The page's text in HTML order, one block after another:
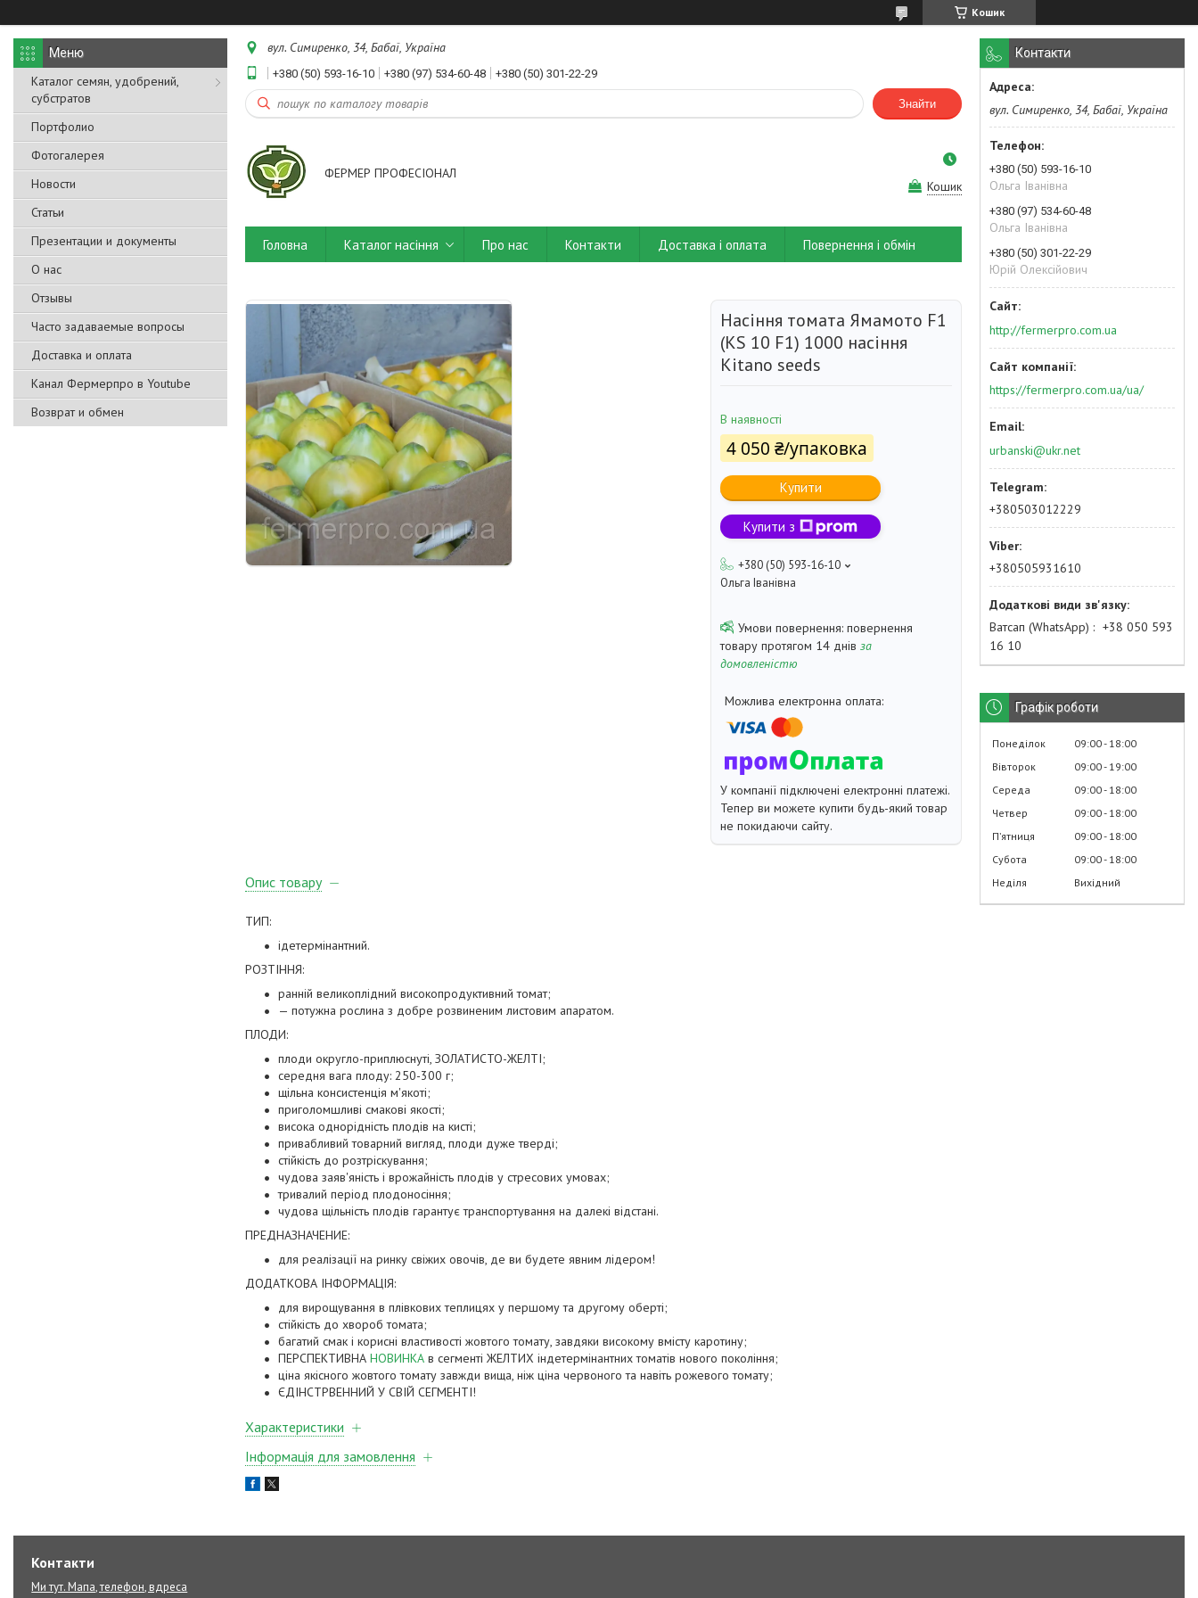
Кошик
Каталог семян, удобрений,
субстратов
Портфолио
Фотогалерея
Новости
Статьи
Презентации и документы
О нас
Отзывы
Часто задаваемые вопросы
Доставка и оплата
Канал Фермерпро в Youtube
Возврат и обмен
вул. Симиренко, 34, Бабаї, Україна
+380 (50) 593-16-10 +380 (97) 534-60-48 +380 (50) 301-22-29
Знайти
ФЕРМЕР ПРОФЕСІОНАЛ
Кошик
Головна Каталог насіння Про нас Контакти Доставка і оплата Повернення і обмін
Насіння томата Ямамото F1
(KS 10 F1) 1000 насіння
Kitano seeds
В наявності
4 050 ₴/упаковка
Купити
Купити з
+380 (50) 593-16-10
Ольга Іванівна
повернення
товару протягом 14 днів за
домовленістю
У компанії підключені електронні платежі.
Тепер ви можете купити будь-який товар
не покидаючи сайту.
Опис товару
ТИП:
ідетермінантний.
РОЗТІННЯ:
ранній великоплідний високопродуктивний томат;
— потужна рослина з добре розвиненим листовим апаратом.
ПЛОДИ:
плоди округло-приплюснуті, ЗОЛАТИСТО-ЖЕЛТІ;
середня вага плоду: 250-300 г;
щільна консистенція м'якоті;
приголомшливі смакові якості;
висока однорідність плодів на кисті;
привабливий товарний вигляд, плоди дуже тверді;
стійкість до розтріскування;
чудова заяв'яність і врожайність плодів у стресових умовах;
тривалий період плодоносіння;
чудова щільність плодів гарантує транспортування на далекі відстані.
ПРЕДНАЗНАЧЕНИЕ:
для реалізації на ринку свіжих овочів, де ви будете явним лідером!
ДОДАТКОВА ІНФОРМАЦІЯ:
для вирощування в плівкових теплицях у першому та другому оберті;
стійкість до хвороб томата;
багатий смак і корисні властивості жовтого томату, завдяки високому вмісту каротину;
ПЕРСПЕКТИВНА НОВИНКА в сегменті ЖЕЛТИХ індетермінантних томатів нового покоління;
ціна якісного жовтого томату завжди вища, ніж ціна червоного та навіть рожевого томату;
ЄДІНСТРВЕННИЙ У СВІЙ СЕГМЕНТІ!
Характеристики
Інформація для замовлення
Контакти
вул. Симиренко, 34, Бабаї, Україна
+380 (50) 593-16-10
Ольга Іванівна
+380 (97) 534-60-48
Ольга Іванівна
+380 (50) 301-22-29
Юрій Олексійович
http://fermerpro.com.ua
https://fermerpro.com.ua/ua/
urbanski@ukr.net
+380503012229
+380505931610
Ватсап (WhatsApp)
+38 050 593
16 10
Графік роботи
Понеділок 09:00 18:00
Вівторок
09:00 19:00
Середа
09:00 18:00
Четвер
09:00 18:00
Пʼятниця
09:00 18:00
Субота
09:00 18:00
Неділя
Вихідний
Контакти
Ми тут. Мапа, телефон, вдреса